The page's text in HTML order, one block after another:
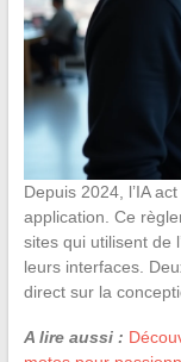
Depuis 2024, l’IA
application. Ce
sites qui utilisent de
leurs interfaces.
direct sur la
A lire aussi :